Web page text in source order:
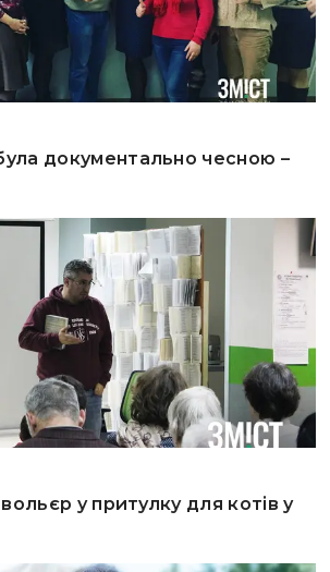
документально чесною –
у притулку для котів у